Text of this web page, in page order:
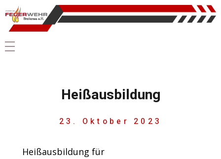
Heißausbildung
23. Oktober 2023
Heißausbildung für